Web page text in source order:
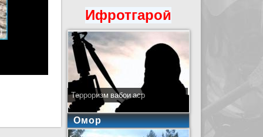
Ифротгароӣ
Терроризм вабои аср
Омор